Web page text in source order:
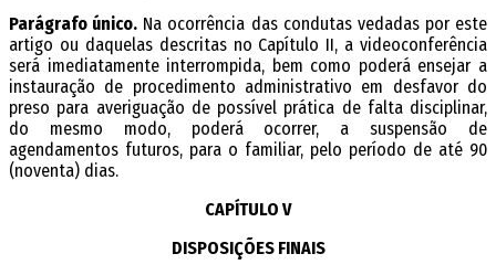
Parágrafo único. Na ocorrência das condutas vedadas por este
artigo ou daquelas descritas no Capítulo II, a videoconferência
será imediatamente interrompida, bem como poderá ensejar a
instauração de procedimento administrativo em desfavor do
preso para averiguação de possível prática de falta disciplinar,
do mesmo modo, poderá ocorrer, a suspensão de
agendamentos futuros, para o familiar, pelo período de até 90
(noventa) dias.
CAPÍTULO V
DISPOSIÇÕES FINAIS